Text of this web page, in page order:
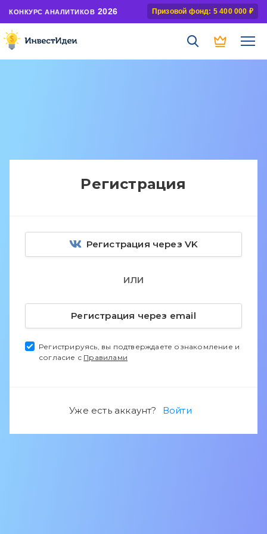
КОНКУРС АНАЛИТИКОВ 2026 Призовой фонд: 5 400 000 ₽
Регистрация
Регистрация через VK
ИЛИ
Регистрация через email
Регистрируясь, вы подтверждаете ознакомление и
согласие с Правилами
Уже есть аккаунт? Войти